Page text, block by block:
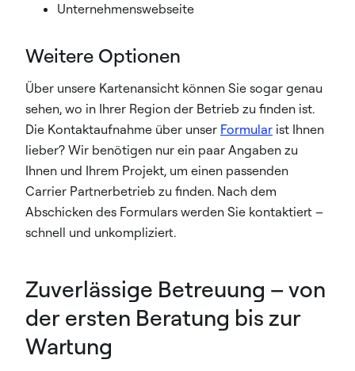
Unternehmenswebseite
Weitere Optionen
Über unsere Kartenansicht können Sie sogar genau
sehen, wo in Ihrer Region der Betrieb zu finden ist.
Die Kontaktaufnahme über unser Formular ist Ihnen
lieber? Wir benötigen nur ein paar Angaben zu
Ihnen und Ihrem Projekt, um einen passenden
Carrier Partnerbetrieb zu finden. Nach dem
Abschicken des Formulars werden Sie kontaktiert –
schnell und unkompliziert.
Zuverlässige Betreuung – von
der ersten Beratung bis zur
Wartung